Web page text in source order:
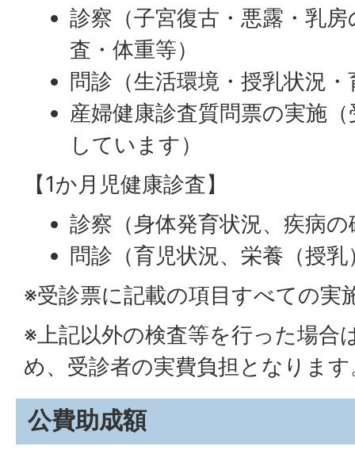
診察（子宮復古・悪露・乳
査・体重等）
問診（生活環境・授乳状況
産婦健康診査質問票の実施
しています）
【1か月児健康診査】
診察（身体発育状況、疾病
問診（育児状況、栄養（授
※受診票に記載の項目すべての実
※上記以外の検査等を行った場合
め、受診者の実費負担となります
公費助成額